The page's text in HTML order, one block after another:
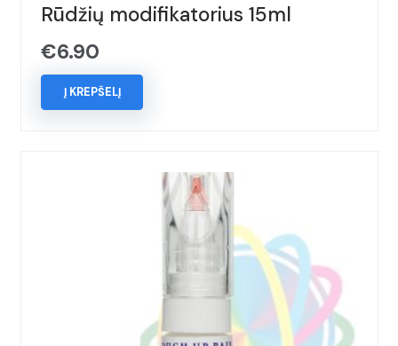
Rūdžių modifikatorius 15ml
€6.90
Į KREPŠELĮ